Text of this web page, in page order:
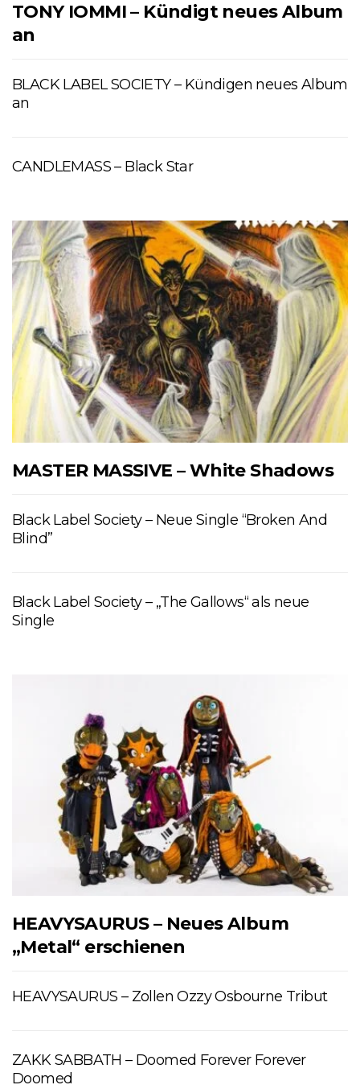
TONY IOMMI – Kündigt neues Album
an
BLACK LABEL SOCIETY – Kündigen neues Album
an
CANDLEMASS – Black Star
MASTER MASSIVE – White Shadows
Black Label Society – Neue Single “Broken And
Blind”
Black Label Society – „The Gallows“ als neue
Single
HEAVYSAURUS – Neues Album
„Metal“ erschienen
HEAVYSAURUS – Zollen Ozzy Osbourne Tribut
ZAKK SABBATH – Doomed Forever Forever
Doomed